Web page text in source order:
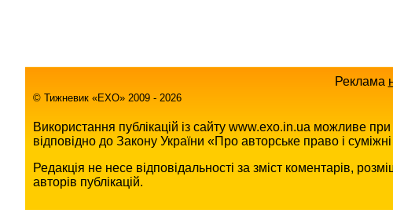
Реклама
© Тижневик «EХO» 2009 - 2026
Використання публікацій із сайту www.exo.in.ua можливе
відповідно до Закону України «Про авторське право і
Редакція не несе відповідальності за зміст коментарів,
авторів публікацій.